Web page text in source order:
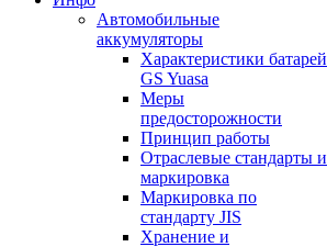
Автомобильные
аккумуляторы
Характеристики батарей
GS Yuasa
Меры
предосторожности
Принцип работы
Отраслевые стандарты и
маркировка
Маркировка по
стандарту JIS
Хранение и